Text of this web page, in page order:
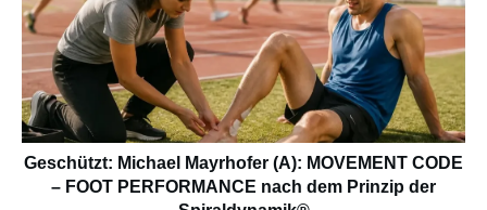
Geschützt: Michael Mayrhofer (A): MOVEMENT CODE
– FOOT PERFORMANCE nach dem Prinzip der